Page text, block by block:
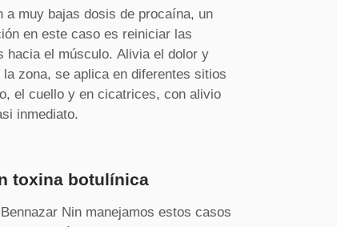
a muy bajas dosis de procaína, un
en este caso es reiniciar las
hacia el músculo. Alivia el dolor y
zona, se aplica en diferentes sitios
el cuello y en cicatrices, con alivio
inmediato.
toxina botulínica​
Nin manejamos estos casos